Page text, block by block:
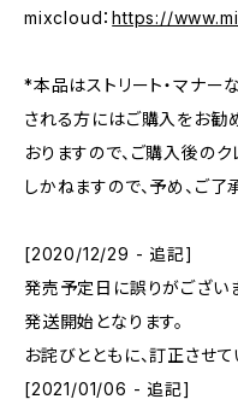
mixcloud：https://
*本品はストリート・マナー
される方にはご購入をお勧
おりますので、ご購入後の
しかねますので、予め、ご了
[2020/12/29 - 追記]
発売予定日に誤りがござい
発送開始となります。
お詫びとともに、訂正させて
[2021/01/06 - 追記]